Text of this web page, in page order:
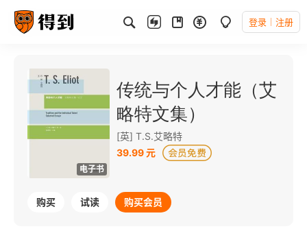
登录 注册
电子书
传统与个人才能（艾
略特文集）
[英] T.S.艾略特
39.99 元
购买 试读 购买会员